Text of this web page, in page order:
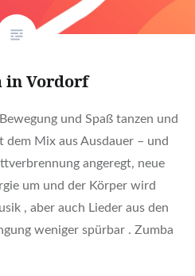
in Vordorf
und Spaß tanzen und
Mix aus Ausdauer – und
angeregt, neue
um und der Körper wird
, aber auch Lieder aus den
weniger spürbar . Zumba